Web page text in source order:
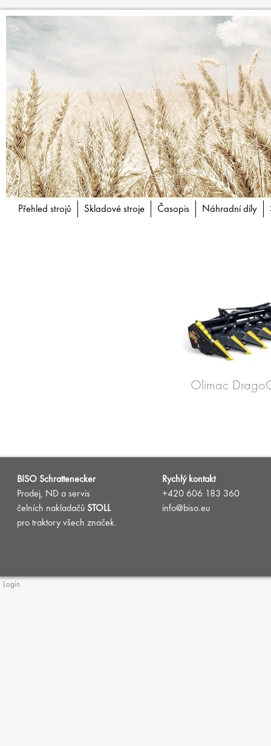
Přehled strojů Skladové stroje Časopis Náhradní díly
Olimac
BISO Schrattenecker
Prodej, ND a servis
čelních nakladačů STOLL
pro traktory všech značek.
Rychlý kontakt
+420 606 183 360
info@biso.eu
Login